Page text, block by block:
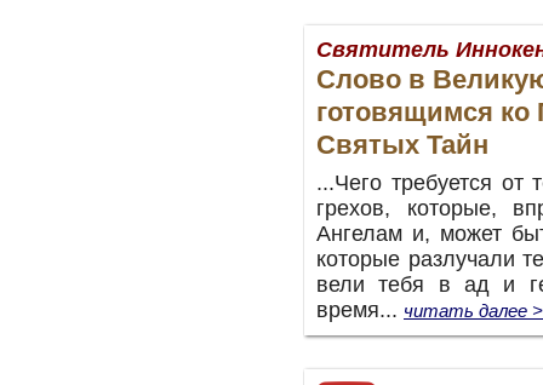
Святитель
Слово в
готовящимся
Святых Тайн
...Чего требуется от
грехов, которые,
Ангелам и, может
которые разлучали
вели тебя в ад и
время... читать далее